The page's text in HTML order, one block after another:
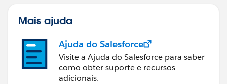
Mais ajuda
Ajuda do Salesforce
Visite a Ajuda do Salesforce para saber
como obter suporte e recursos
adicionais.